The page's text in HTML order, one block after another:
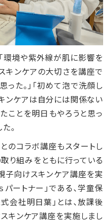
環境や紫外線が肌に影響を
キンケアの大切さを講座で
た。」「初めて泡で洗顔し
キンケアは自分には関係ない
ことを明日もやろうと思っ
。
のコラボ講座もスタートし
り組みをともに行っている
子向けスキンケア講座を実
パートナー」である、学童保
会社明日葉」とは、放課後
キンケア講座を実施しまし